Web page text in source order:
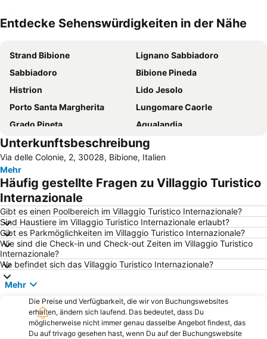
Entdecke Sehenswürdigkeiten in der Nähe
Strand Bibione
Lignano Sabbiadoro
Sabbiadoro
Bibione Pineda
Histrion
Lido Jesolo
Porto Santa Margherita
Lungomare Caorle
Grado Pineta
Aqualandia
Lignano Rivera
Via Andrea Bafile
Lignano Pineta
Lignano Riviera Beach
LifeClass
Duna Verde
Laguna Stella Maris
Aquasplash
Spiaggia di Ponente
Centro storico
Lignano Pineta Beach
Spiaggia di Levante
Costa Azzurra
Portorose beach
Marina Portorož
Port Punta Sabbioni
Katoro
Cavallino Beach
Duna Verde
Cavallino Treporti Lido
Spiaggia Principale
St. Bernardin
Unterkunftsbeschreibung
Via delle Colonie, 2, 30028, Bibione, Italien
Mehr
Häufig gestellte Fragen zu Villaggio Turistico
Internazionale
Gibt es einen Poolbereich im Villaggio Turistico Internazionale?
Sind Haustiere im Villaggio Turistico Internazionale erlaubt?
Gibt es Parkmöglichkeiten im Villaggio Turistico Internazionale?
Wie sind die Check-in und Check-out Zeiten im Villaggio Turistico
Internazionale?
Wo befindet sich das Villaggio Turistico Internazionale?
Mehr
Die Preise und Verfügbarkeit, die wir von Buchungswebsites
erhalten, ändern sich laufend. Das bedeutet, dass Du
möglicherweise nicht immer genau dasselbe Angebot findest, das
Du auf trivago gesehen hast, wenn Du auf der Buchungswebsite